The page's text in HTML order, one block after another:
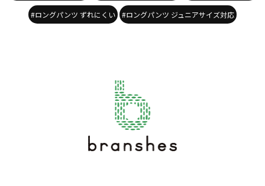
#ロングパンツ ずれにくい #ロングパンツ ジュニアサイズ対応